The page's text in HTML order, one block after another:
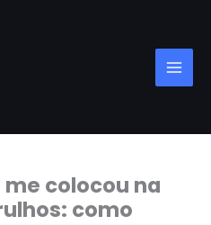
colocou na
como